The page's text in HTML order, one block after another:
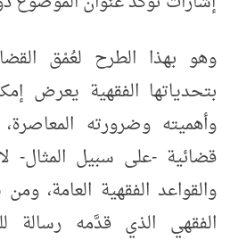
وهو بهذا الطرح لعُمْق
بتحدياتها الفقهية يعرض
وأهميته وضرورته
قضائية -على سبيل المثال-
والقواعد الفقهية العامة،
الفقهي الذي قدَّمه رسالة